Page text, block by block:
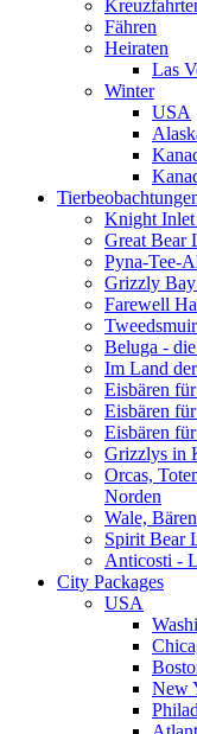
Fähren
Heiraten
Las
Winter
USA
Knight
Great Bear
Pyna-Tee-
Grizzly
Farewell
Beluga -
Im Land
Eisbären
Eisbären
Eisbären
Grizzlys in
Orcas,
Norden
Wale,
Spirit Bear
Anticosti -
City Packages
USA
New